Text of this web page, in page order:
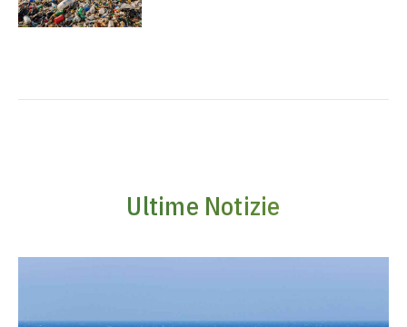
Ultime Notizie